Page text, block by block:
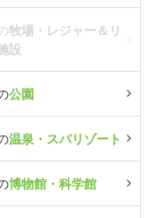
牧場・レジャー＆リ
設
公園
温泉・スパリゾート
博物館・科学館